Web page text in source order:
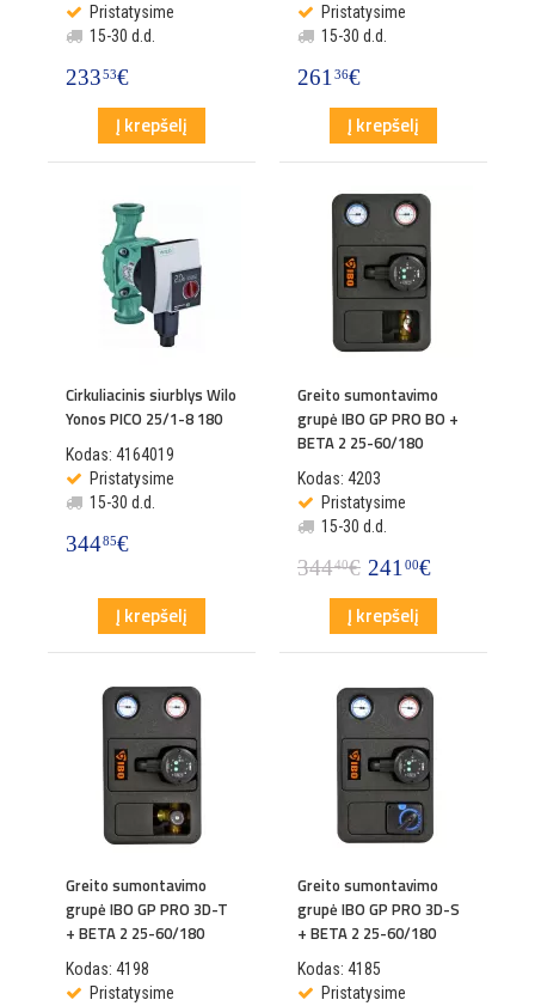
Pristatysime
15-30 d.d.
23353€
Į krepšelį
Pristatysime
15-30 d.d.
26136€
Į krepšelį
Cirkuliacinis siurblys Wilo
Yonos PICO 25/1-8 180
Kodas: 4164019
Pristatysime
15-30 d.d.
34485€
Į krepšelį
Greito sumontavimo
grupė IBO GP PRO BO +
BETA 2 25-60/180
Kodas: 4203
Pristatysime
15-30 d.d.
34440€ 24100€
Į krepšelį
Greito sumontavimo
grupė IBO GP PRO 3D-T
+ BETA 2 25-60/180
Kodas: 4198
Pristatysime
Greito sumontavimo
grupė IBO GP PRO 3D-S
+ BETA 2 25-60/180
Kodas: 4185
Pristatysime